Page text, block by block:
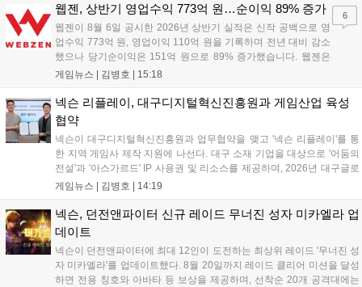
피팅 서포터를 적용해 장시간 착용 시에도 안정적이고 편안한 환경을 제
공한다....
웹젠, 상반기 영업수익 773억 원…순이익 89% 증가
웹젠이 8월 6일 공시한 2026년 상반기 실적은 신작 공백으로 영
업수익 773억 원, 영업이익 110억 원을 기록하며 전년 대비 감소
했으나 당기순이익은 151억 원으로 89% 증가했습니다. 웹젠은
하반기부터 신작 공세를 예고하며 전략게임 '프로젝트 D1'의 정보
또한 '테르비스'는 일본 코미케에 출품하며 해외 시장 공략을 강화
합니다. 김태영 대표는 내년 신작 출시를 위해 하반기 적극적인
사업 일정을 추진하고 주주가치 제고에 힘쓰겠다고 밝혔습니
다....
게임뉴스 | 김병호 15:18
6
넥슨 리플레이, 대구디지털혁신진흥원과 게임산업 육성
협약
넥슨이 대구디지털혁신진흥원과 업무협약을 맺고 '넥슨 리플레이'를 통
한 지역 게임사 제작 지원에 나선다. 대구 소재 기업을 대상으로 '어둠의
전설'과 '아스가르드' IP 사용권 및 리소스를 제공하며, 2026년 대구글로
벌게임센터 제작지원 사업으로 추진된다. 넥슨은 심사에 직접 참여해 완
장을 위한 협력을 지속 확대해 나갈 방침이다....
게임뉴스 | 김병호 14:19
넥슨, 던전앤파이터 신규 레이드 무너진 성자 미카엘라 업
데이트
넥슨이 던전앤파이터에 최대 12인이 도전하는 최상위 레이드 '무너진 성
자 미카엘라'를 업데이트했다. 8월 20일까지 레이드 클리어 미션을 달성
하면 전용 칭호와 아바타 등 보상을 제공하며, 선착순 20개 공격대에는